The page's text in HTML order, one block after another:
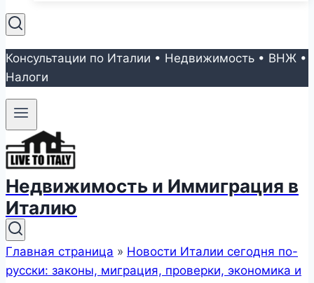
Консультации по Италии • Недвижимость • ВНЖ •
Налоги
Недвижимость и Иммиграция в
Италию
Главная страница » Новости Италии сегодня по-
русски: законы, миграция, проверки, экономика и